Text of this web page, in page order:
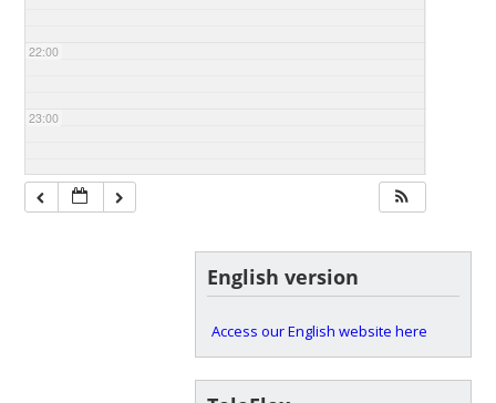
22:00
23:00
English version
Access our English website here